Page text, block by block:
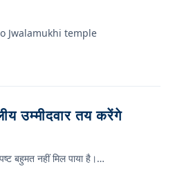
Jwalamukhi temple
उम्मीदवार तय करेंगे
बहुमत नहीं मिल पाया है।…